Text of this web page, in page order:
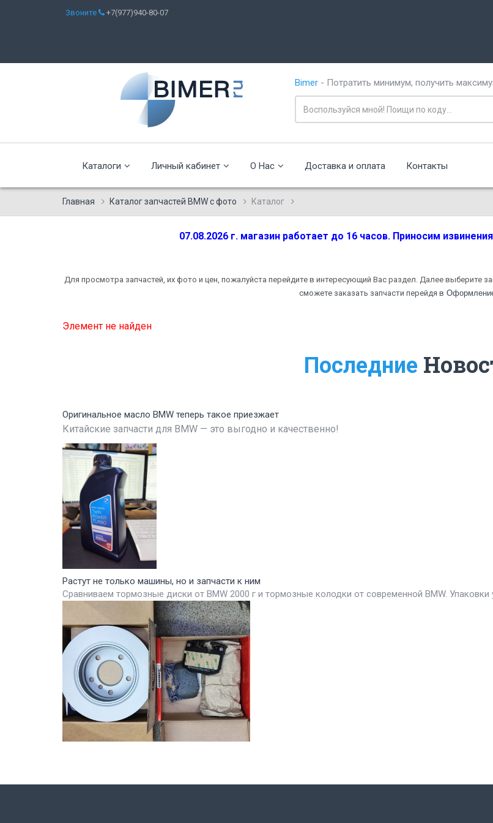
Звоните +7(977)940-80-07
Bimer - Потратить минимум, получить
Каталоги Личный кабинет О Нас Доставка и оплата Контакты
Главная Каталог запчастей BMW с фото Каталог
07.08.2026 г. магазин работает до 16 часов. Приносим
Для просмотра запчастей, их фото и цен, пожалуйста перейдите в интересующий Вас раздел. Далее выберите
сможете заказать запчасти перейдя в
Элемент не найден
Последние
Оригинальное масло BMW теперь такое приезжает
Китайские запчасти для BMW — это выгодно и качественно!
Растут не только машины, но и запчасти к ним
Сравниваем тормозные диски от BMW 2000 г и тормозные колодки от современной BMW. Упаковки